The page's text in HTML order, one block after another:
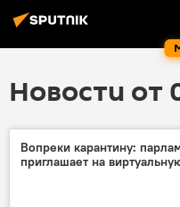
Новости от
Вопреки карантину:
приглашает на